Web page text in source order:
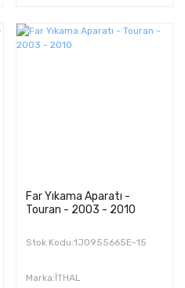
Far Yıkama Aparatı -
Touran - 2003 - 2010
Stok Kodu:1J0955665E-15
Marka:İTHAL